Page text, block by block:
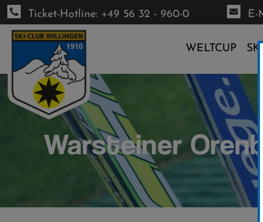
zum
Ticket-Hotline: +49 56 32 - 960-0 E-
WELTCUP
Warsteiner